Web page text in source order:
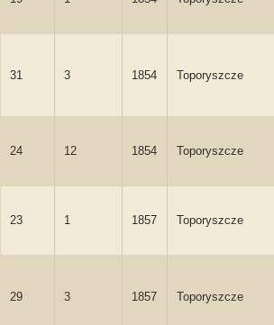
31 3 1854 Toporyszcze
24 12 1854 Toporyszcze
23 1 1857 Toporyszcze
29 3 1857 Toporyszcze